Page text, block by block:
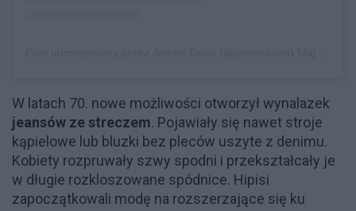
W latach 70. nowe możliwości otworzył wynalazek
jeansów ze streczem. Pojawiały się nawet stroje
kąpielowe lub bluzki bez pleców uszyte z denimu.
Kobiety rozpruwały szwy spodni i przekształcały je
w długie rozkloszowane spódnice. Hipisi
zapoczątkowali modę na rozszerzające się ku